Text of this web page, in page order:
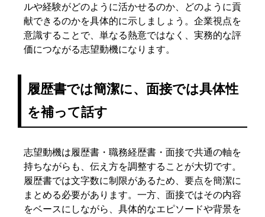
ルや経験がどのように活かせるのか、どのように貢
献できるのかを具体的に示しましょう。企業視点を
意識することで、単なる熱意ではなく、実務的な評
価につながる志望動機になります。
履歴書では簡潔に、面接では具体性
を補って話す
志望動機は履歴書・職務経歴書・面接で共通の軸を
持ちながらも、伝え方を調整することが大切です。
履歴書では文字数に制限があるため、要点を簡潔に
まとめる必要があります。一方、面接ではその内容
をベースにしながら、具体的なエピソードや背景を